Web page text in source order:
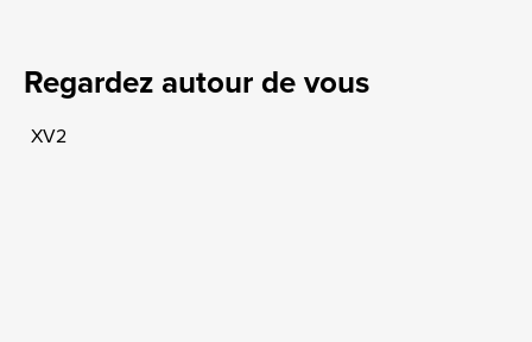
Regardez autour de vous
XV2